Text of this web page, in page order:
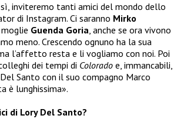
inviteremo tanti amici del mondo dello
di Instagram. Ci saranno Mirko
Guenda Goria, anche se ora vivono
meno. Crescendo ognuno ha la sua
l’affetto resta e li vogliamo con noi. Poi
dei tempi di Colorado e, immancabili,
Santo con il suo compagno Marco
è lunghissima».
di Lory Del Santo?